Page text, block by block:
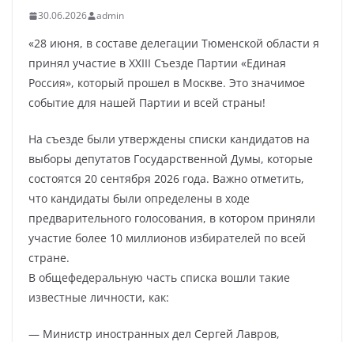
30.06.2026 admin
«28 июня, в составе делегации Тюменской области я
принял участие в XXIII Съезде Партии «Единая
Россия», который прошел в Москве. Это значимое
событие для нашей Партии и всей страны!
На съезде были утверждены списки кандидатов на
выборы депутатов Государственной Думы, которые
состоятся 20 сентября 2026 года. Важно отметить,
что кандидаты были определены в ходе
предварительного голосования, в котором приняли
участие более 10 миллионов избирателей по всей
стране.
В общефедеральную часть списка вошли такие
известные личности, как:
— Министр иностранных дел Сергей Лавров,